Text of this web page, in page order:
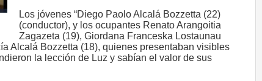
Los jóvenes “Diego Paolo Alcalá Bozzetta (22)
(conductor), y los ocupantes Renato Arangoitia
Zagazeta (19), Giordana Franceska Lostaunau
Alcalá Bozzetta (18), quienes presentaban visibles
la lección de Luz y sabían el valor de sus